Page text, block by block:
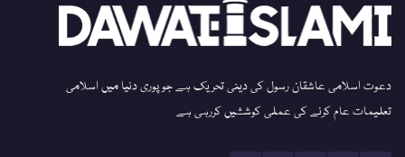
دعوت اسلامی عاشقان رسول کی دینی تحریک ہے جو پوری دنیا میں اسلامی
تعلیمات عام کرنے کی عملی کوششیں کررہی ہے